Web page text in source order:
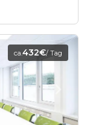
ca.432€/ Tag